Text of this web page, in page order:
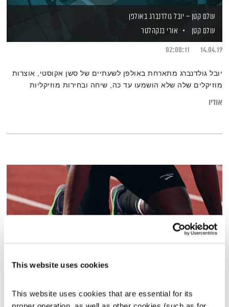
This website uses cookies
This website uses cookies that are essential for its
עולם קטן – יובל גולדנברג באולפן
עולם קטן
אורי בנקהלטר
14.04.19
02:00:11
יובל גולדנברג מתארחת באולפן לשעתיים של סשן אקוסטי, אוצרות
מוזיקלים שלה שלא הושמעו עד כה, שיחה ובחירות מוזיקליות
אודיו
דליק ווליניץושמואל שאול